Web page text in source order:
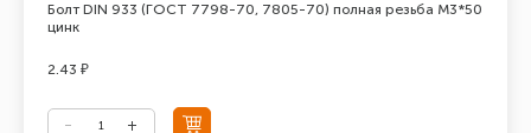
Болт DIN 933 (ГОСТ 7798-70, 7805-70) полная резьба М3*50
цинк
2.43 ₽